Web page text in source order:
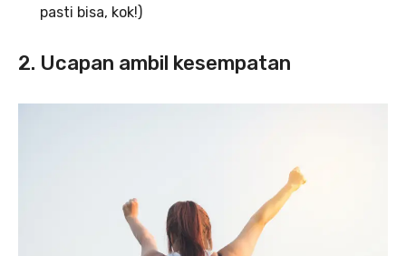
pasti bisa, kok!)
2. Ucapan ambil kesempatan